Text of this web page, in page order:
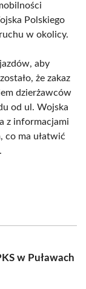
Polskiego
w okolicy.
aby
że zakaz
dzierżawców
od ul. Wojska
z informacjami
co ma ułatwić
w Puławach